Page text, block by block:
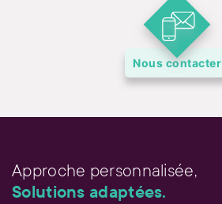
Nous contacter
Approche personnalisée,
Solutions adaptées.